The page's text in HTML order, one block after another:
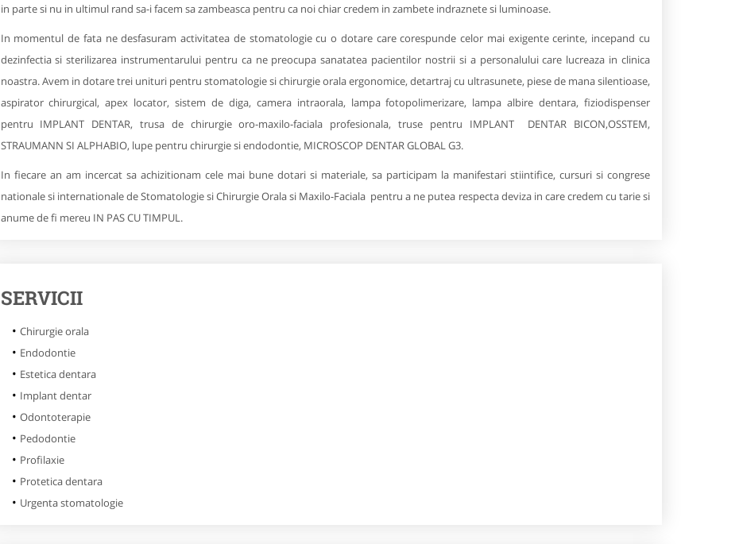
in parte si nu in ultimul rand sa-i facem sa zambeasca pentru ca noi chiar credem in zambete indraznete si luminoase.
In momentul de fata ne desfasuram activitatea de stomatologie cu o dotare care corespunde celor mai exigente cerinte, incepand cu
dezinfectia si sterilizarea instrumentarului pentru ca ne preocupa sanatatea pacientilor nostrii si a personalului care lucreaza in clinica
noastra. Avem in dotare trei unituri pentru stomatologie si chirurgie orala ergonomice, detartraj cu ultrasunete, piese de mana silentioase,
aspirator chirurgical, apex locator, sistem de diga, camera intraorala, lampa fotopolimerizare, lampa albire dentara, fiziodispenser
pentru IMPLANT DENTAR, trusa de chirurgie oro-maxilo-faciala profesionala, truse pentru IMPLANT DENTAR BICON,OSSTEM,
STRAUMANN SI ALPHABIO, lupe pentru chirurgie si endodontie, MICROSCOP DENTAR GLOBAL G3.
In fiecare an am incercat sa achizitionam cele mai bune dotari si materiale, sa participam la manifestari stiintifice, cursuri si congrese
nationale si internationale de Stomatologie si Chirurgie Orala si Maxilo-Faciala pentru a ne putea respecta deviza in care credem cu tarie si
anume de fi mereu IN PAS CU TIMPUL.
SERVICII
Chirurgie orala
Endodontie
Estetica dentara
Implant dentar
Odontoterapie
Pedodontie
Profilaxie
Protetica dentara
Urgenta stomatologie